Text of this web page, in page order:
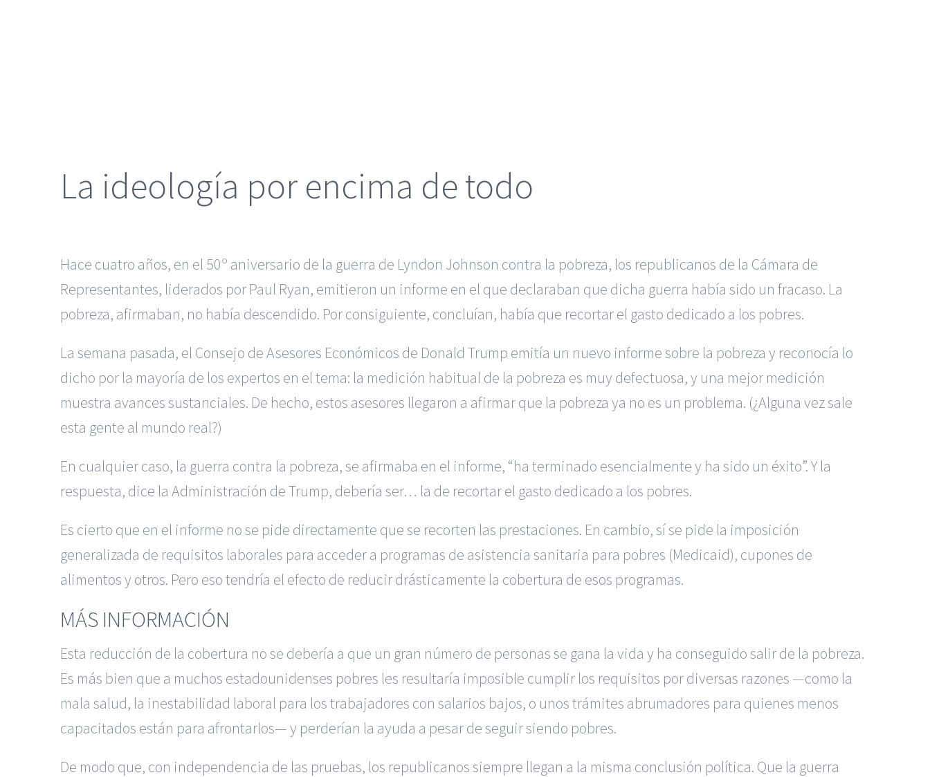
La ideología por encima de todo
Hace cuatro años, en el 50º aniversario de la guerra de Lyndon Johnson contra la pobreza, los republicanos de la Cámara de
Representantes, liderados por Paul Ryan, emitieron un informe en el que declaraban que dicha guerra había sido un fracaso. La
pobreza, afirmaban, no había descendido. Por consiguiente, concluían, había que recortar el gasto dedicado a los pobres.
La semana pasada, el Consejo de Asesores Económicos de Donald Trump emitía un nuevo informe sobre la pobreza y reconocía lo
dicho por la mayoría de los expertos en el tema: la medición habitual de la pobreza es muy defectuosa, y una mejor medición
muestra avances sustanciales. De hecho, estos asesores llegaron a afirmar que la pobreza ya no es un problema. (¿Alguna vez sale
esta gente al mundo real?)
En cualquier caso, la guerra contra la pobreza, se afirmaba en el informe, “ha terminado esencialmente y ha sido un éxito”. Y la
respuesta, dice la Administración de Trump, debería ser… la de recortar el gasto dedicado a los pobres.
Es cierto que en el informe no se pide directamente que se recorten las prestaciones. En cambio, sí se pide la imposición
generalizada de requisitos laborales para acceder a programas de asistencia sanitaria para pobres (Medicaid), cupones de
alimentos y otros. Pero eso tendría el efecto de reducir drásticamente la cobertura de esos programas.
MÁS INFORMACIÓN
Esta reducción de la cobertura no se debería a que un gran número de personas se gana la vida y ha conseguido salir de la pobreza.
Es más bien que a muchos estadounidenses pobres les resultaría imposible cumplir los requisitos por diversas razones —como la
mala salud, la inestabilidad laboral para los trabajadores con salarios bajos, o unos trámites abrumadores para quienes menos
capacitados están para afrontarlos— y perderían la ayuda a pesar de seguir siendo pobres.
De modo que, con independencia de las pruebas, los republicanos siempre llegan a la misma conclusión política. Que la guerra